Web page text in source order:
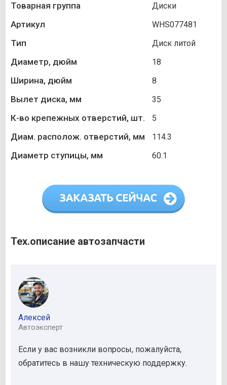
Товарная группа Диски
Артикул WHS077481
Тип Диск литой
Диаметр, дюйм 18
Ширина, дюйм 8
Вылет диска, мм 35
К-во крепежных отверстий, шт. 5
Диам. располож. отверстий, мм 114.3
Диаметр ступицы, мм 60.1
Тех.описание автозапчасти
Алексей
Автоэксперт
Если у вас возникли вопросы, пожалуйста,
обратитесь в нашу техническую поддержку.